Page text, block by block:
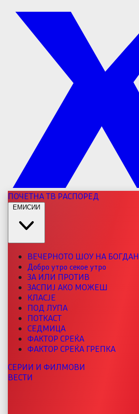
ПОЧЕТНАТВ РАСПОРЕД
ЕМИСИИ
ВЕЧЕРНОТО ШОУ НА БОГДАН
Добро утро секое утро
ЗА ИЛИ ПРОТИВ
ЗАСПИЈ АКО МОЖЕШ
КЛАСЈЕ
ПОД ЛУПА
ПОТКАСТ
СЕДМИЦА
ФАКТОР СРЕЌА
ФАКТОР СРЕЌА ГРЕПКА
СЕРИИ И ФИЛМОВИ
ВЕСТИ